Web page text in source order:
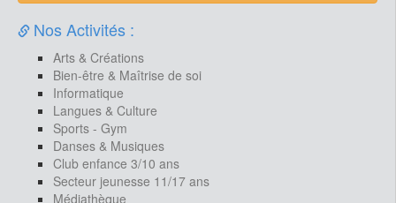
Nos Activités :
Arts & Créations
Bien-être & Maîtrise de soi
Informatique
Langues & Culture
Sports - Gym
Danses & Musiques
Club enfance 3/10 ans
Secteur jeunesse 11/17 ans
Médiathèque